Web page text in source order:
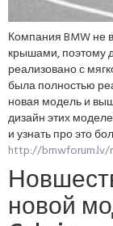
Компания BMW не
крышами, поэтому
реализовано с
была полностью
новая модель и
дизайн этих
и узнать про это
http://bmwforum.lv/
новой